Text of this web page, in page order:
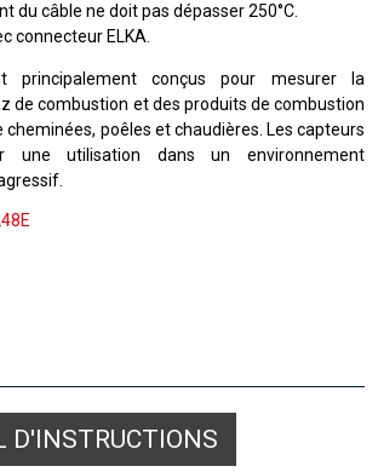
du câble ne doit pas dépasser 250°C.
connecteur ELKA.
principalement conçus pour mesurer la
de combustion et des produits de combustion
cheminées, poêles et chaudières. Les capteurs
une utilisation dans un environnement
D'INSTRUCTIONS